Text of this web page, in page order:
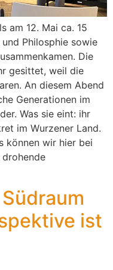
am 12. Mai ca. 15
Philosphie sowie
Die
gesittet, weil die
An diesem Abend
Generationen im
Was sie eint: ihr
im Wurzener Land.
können wir hier bei
ist